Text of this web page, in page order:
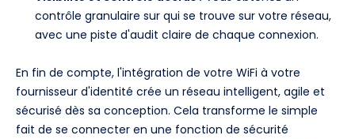
contrôle granulaire sur qui se trouve sur votre réseau,
avec une piste d'audit claire de chaque connexion.
En fin de compte, l'intégration de votre WiFi à votre
fournisseur d'identité crée un réseau intelligent, agile et
sécurisé dès sa conception. Cela transforme le simple
fait de se connecter en une fonction de sécurité